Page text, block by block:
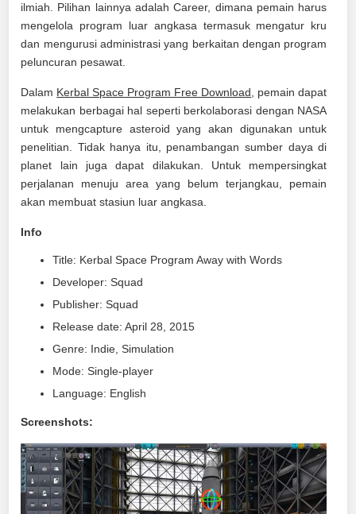
ilmiah. Pilihan lainnya adalah Career, dimana pemain harus
mengelola program luar angkasa termasuk mengatur kru
dan mengurusi administrasi yang berkaitan dengan program
peluncuran pesawat.
Dalam Kerbal Space Program Free Download , pemain dapat
melakukan berbagai hal seperti berkolaborasi dengan NASA
untuk mengcapture asteroid yang akan digunakan untuk
penelitian. Tidak hanya itu, penambangan sumber daya di
planet lain juga dapat dilakukan. Untuk mempersingkat
perjalanan menuju area yang belum terjangkau, pemain
akan membuat stasiun luar angkasa.
Info
Title: Kerbal Space Program Away with Words
Developer: Squad
Publisher: Squad
Release date: April 28, 2015
Genre: Indie, Simulation
Mode: Single-player
Language: English
Screenshots: